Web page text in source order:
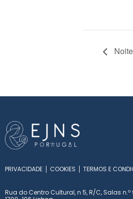
PRIVACIDADE COOKIES TERMOS E
Rua do Centro Cultural, n 5, R/C, Salas n.º